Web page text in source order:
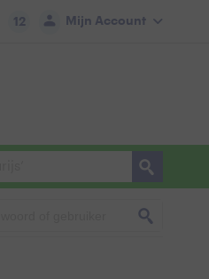
Mijn Account
12